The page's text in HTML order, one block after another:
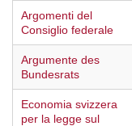
Argomenti del
Consiglio federale
Argumente des
Bundesrats
Economia svizzera
per la legge sul